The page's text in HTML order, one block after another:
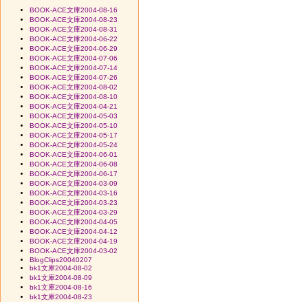
BOOK-ACE文庫2004-08-16
BOOK-ACE文庫2004-08-23
BOOK-ACE文庫2004-08-31
BOOK-ACE文庫2004-06-22
BOOK-ACE文庫2004-06-29
BOOK-ACE文庫2004-07-06
BOOK-ACE文庫2004-07-14
BOOK-ACE文庫2004-07-26
BOOK-ACE文庫2004-08-02
BOOK-ACE文庫2004-08-10
BOOK-ACE文庫2004-04-21
BOOK-ACE文庫2004-05-03
BOOK-ACE文庫2004-05-10
BOOK-ACE文庫2004-05-17
BOOK-ACE文庫2004-05-24
BOOK-ACE文庫2004-06-01
BOOK-ACE文庫2004-06-08
BOOK-ACE文庫2004-06-17
BOOK-ACE文庫2004-03-09
BOOK-ACE文庫2004-03-16
BOOK-ACE文庫2004-03-23
BOOK-ACE文庫2004-03-29
BOOK-ACE文庫2004-04-05
BOOK-ACE文庫2004-04-12
BOOK-ACE文庫2004-04-19
BOOK-ACE文庫2004-03-02
BlogClips20040207
bk1文庫2004-08-02
bk1文庫2004-08-09
bk1文庫2004-08-16
bk1文庫2004-08-23